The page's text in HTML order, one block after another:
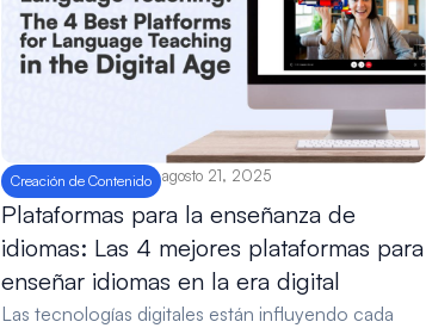
Creación de Contenido agosto 21, 2025
Plataformas para la enseñanza de
idiomas: Las 4 mejores plataformas para
enseñar idiomas en la era digital
Las tecnologías digitales están influyendo cada